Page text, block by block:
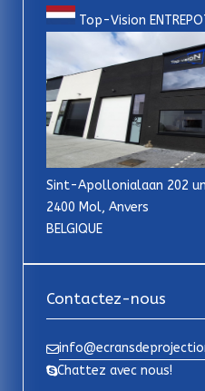
Top-Vision
Sint-Apollonialaan 202
2400 Mol, Anvers
BELGIQUE
Contactez-nous
Chattez avec nous!